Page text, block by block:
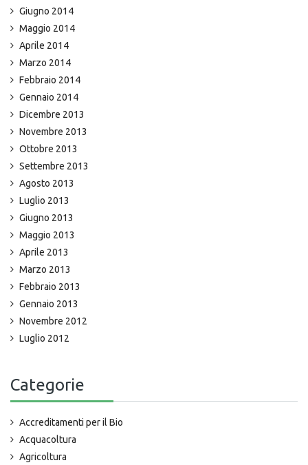
Giugno 2014
Maggio 2014
Aprile 2014
Marzo 2014
Febbraio 2014
Gennaio 2014
Dicembre 2013
Novembre 2013
Ottobre 2013
Settembre 2013
Agosto 2013
Luglio 2013
Giugno 2013
Maggio 2013
Aprile 2013
Marzo 2013
Febbraio 2013
Gennaio 2013
Novembre 2012
Luglio 2012
Categorie
Accreditamenti per il Bio
Acquacoltura
Agricoltura